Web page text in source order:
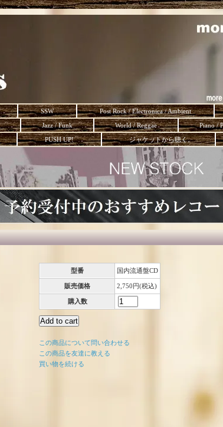
SSW Post Rock / Electronica / Ambient
Jazz / Funk World / Reggae Piano /
PUSH UP! ジャケットから聴く。
型番 国内流通盤CD
販売価格 2,750円(税込)
購入数
この商品について問い合わせる
この商品を友達に教える
買い物を続ける